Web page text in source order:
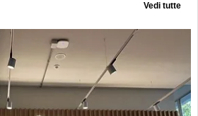
Vedi tutte